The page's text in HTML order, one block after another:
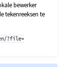
bewerker
tekenreeksen te
?file=